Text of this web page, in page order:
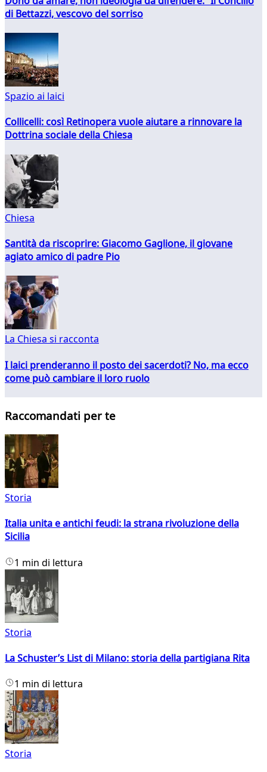
di Bettazzi, vescovo del sorriso
Spazio ai laici
Collicelli: così Retinopera vuole aiutare a rinnovare la
Dottrina sociale della Chiesa
Chiesa
Santità da riscoprire: Giacomo Gaglione, il giovane
agiato amico di padre Pio
La Chiesa si racconta
I laici prenderanno il posto dei sacerdoti? No, ma ecco
come può cambiare il loro ruolo
Raccomandati per te
Storia
Italia unita e antichi feudi: la strana rivoluzione della
Sicilia
1 min di lettura
Storia
La Schuster’s List di Milano: storia della partigiana Rita
1 min di lettura
Storia